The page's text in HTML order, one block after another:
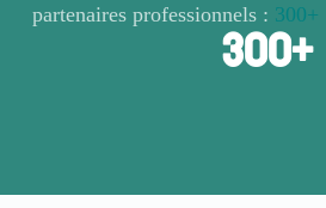
partenaires professionnels : 300+
300+